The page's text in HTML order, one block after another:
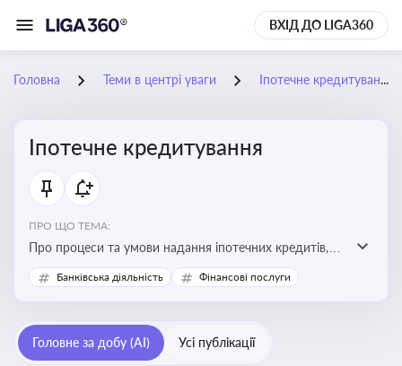
ВХІД ДО LIGA360
Головна Теми в центрі уваги Іпотечне кредитування
Іпотечне кредитування
ПРО ЩО ТЕМА:
Про процеси та умови надання іпотечних кредитів,
зміни у законодавстві та тенденції на ринку житла
Банківська діяльність Фінансові послуги
Головне за добу (AI) Усі публікації